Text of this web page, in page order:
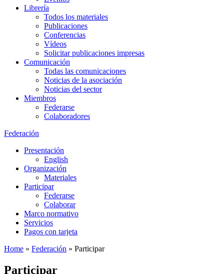
Librería
Todos los materiales
Publicaciones
Conferencias
Vídeos
Solicitar publicaciones impresas
Comunicación
Todas las comunicaciones
Noticias de la asociación
Noticias del sector
Miembros
Federarse
Colaboradores
Federación
Presentación
English
Organización
Materiales
Participar
Federarse
Colaborar
Marco normativo
Servicios
Pagos con tarjeta
Home » Federación » Participar
Participar